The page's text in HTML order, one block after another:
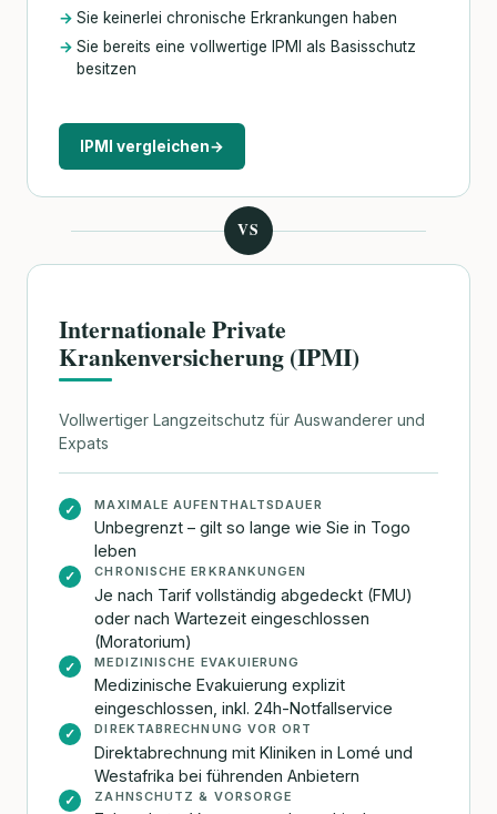
Sie keinerlei chronische Erkrankungen haben
Sie bereits eine vollwertige IPMI als Basisschutz
besitzen
IPMI vergleichen→
VS
Internationale Private
Krankenversicherung (IPMI)
Vollwertiger Langzeitschutz für Auswanderer und
Expats
✓ MAXIMALE AUFENTHALTSDAUER
Unbegrenzt – gilt so lange wie Sie in Togo
leben
✓ CHRONISCHE ERKRANKUNGEN
Je nach Tarif vollständig abgedeckt (FMU)
oder nach Wartezeit eingeschlossen
(Moratorium)
✓ MEDIZINISCHE EVAKUIERUNG
Medizinische Evakuierung explizit
eingeschlossen, inkl. 24h-Notfallservice
✓ DIREKTABRECHNUNG VOR ORT
Direktabrechnung mit Kliniken in Lomé und
Westafrika bei führenden Anbietern
✓ ZAHNSCHUTZ & VORSORGE